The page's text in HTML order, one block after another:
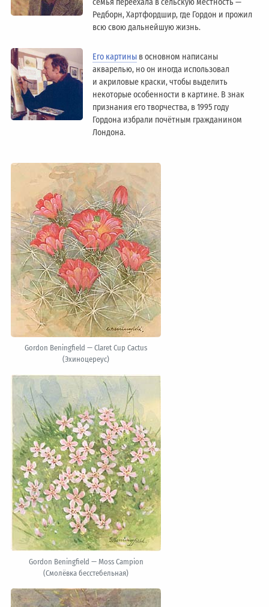
семья переехала в сельскую местность —
Редборн, Хартфордшир, где Гордон и прожил
всю свою дальнейшую жизнь.
Его картины в основном написаны
акварелью, но он иногда использовал
и акриловые краски, чтобы выделить
некоторые особенности в картине. В знак
признания его творчества, в 1995 году
Гордона избрали почётным гражданином
Лондонa.
Gordon Beningfield — Claret Cup Cactus
(Эхиноцереус)
Gordon Beningfield — Moss Campion
(Смолёвка бесстебельная)